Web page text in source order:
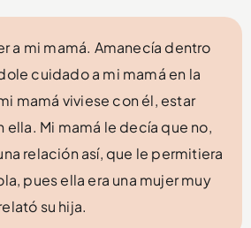
a mi mamá. Amanecía dentro
cuidado a mi mamá en la
mamá viviese con él, estar
ella. Mi mamá le decía que no,
relación así, que le permitiera
pues ella era una mujer muy
su hija.